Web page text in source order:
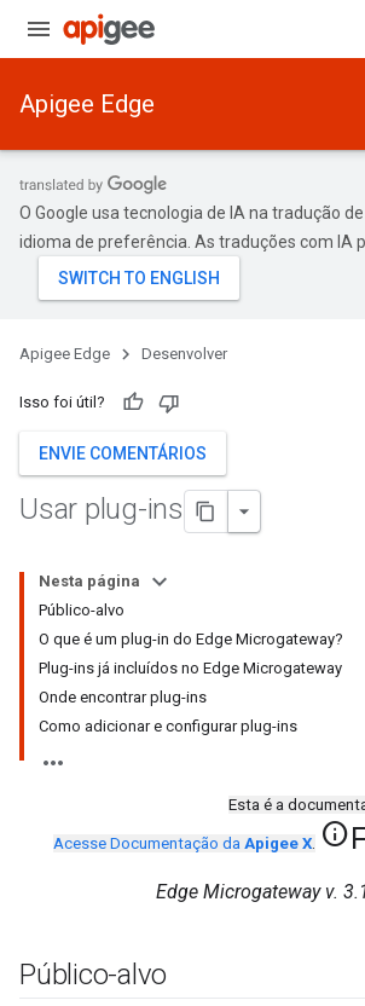
Apigee Edge
O Google usa tecnologia de IA na tradução
idioma de preferência. As traduções com IA
Apigee Edge Desenvolver
Isso foi útil?
ENVIE COMENTÁRIOS
Usar plug-ins
Nesta página
Público-alvo
O que é um plug-in do Edge Microgateway?
Plug-ins já incluídos no Edge Microgateway
Onde encontrar plug-ins
Como adicionar e configurar plug-ins
Esta é a
Acesse Documentação da Apigee X.
Edge Microgateway v.
Público-alvo